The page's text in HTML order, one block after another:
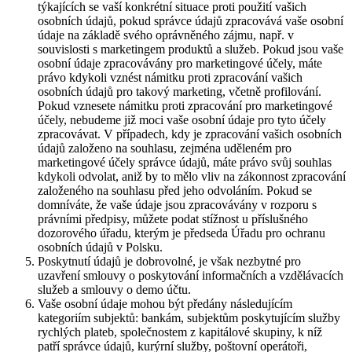
týkajících se vaší konkrétní situace proti použití vašich
osobních údajů, pokud správce údajů zpracovává vaše osobní
údaje na základě svého oprávněného zájmu, např. v
souvislosti s marketingem produktů a služeb. Pokud jsou vaše
osobní údaje zpracovávány pro marketingové účely, máte
právo kdykoli vznést námitku proti zpracování vašich
osobních údajů pro takový marketing, včetně profilování.
Pokud vznesete námitku proti zpracování pro marketingové
účely, nebudeme již moci vaše osobní údaje pro tyto účely
zpracovávat. V případech, kdy je zpracování vašich osobních
údajů založeno na souhlasu, zejména uděleném pro
marketingové účely správce údajů, máte právo svůj souhlas
kdykoli odvolat, aniž by to mělo vliv na zákonnost zpracování
založeného na souhlasu před jeho odvoláním. Pokud se
domníváte, že vaše údaje jsou zpracovávány v rozporu s
právními předpisy, můžete podat stížnost u příslušného
dozorového úřadu, kterým je předseda Úřadu pro ochranu
osobních údajů v Polsku.
Poskytnutí údajů je dobrovolné, je však nezbytné pro
uzavření smlouvy o poskytování informačních a vzdělávacích
služeb a smlouvy o demo účtu.
Vaše osobní údaje mohou být předány následujícím
kategoriím subjektů: bankám, subjektům poskytujícím služby
rychlých plateb, společnostem z kapitálové skupiny, k níž
patří správce údajů, kurýrní služby, poštovní operátoři,